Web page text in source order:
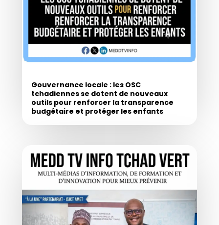
Gouvernance locale : les OSC
tchadiennes se dotent de nouveaux
outils pour renforcer la transparence
budgétaire et protéger les enfants